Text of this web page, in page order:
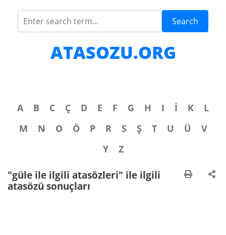
Search
ATASOZU.ORG
A B C Ç D E F G H I İ K
L
M
N O Ö P R S Ş T U Ü
V
Y
Z
"güle ile ilgili atasözleri" ile ilgili
atasözü sonuçları